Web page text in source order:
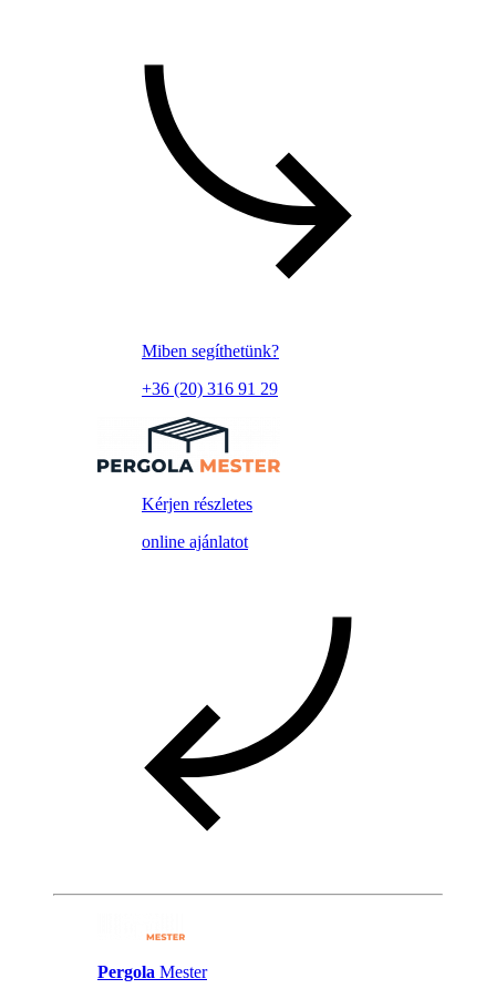
Miben segíthetünk?
+36 (20) 316 91 29
Kérjen részletes
online ajánlatot
Pergola Mester